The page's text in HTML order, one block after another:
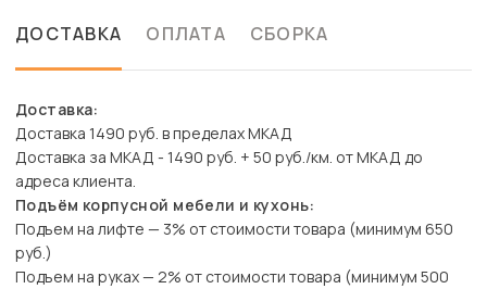
ДОСТАВКА ОПЛАТА СБОРКА
Доставка:
Доставка 1490 руб. в пределах МКАД
Доставка за МКАД - 1490 руб. + 50 руб./км. от МКАД до
адреса клиента.
Подъём корпусной мебели и кухонь:
Подъем на лифте — 3% от стоимости товара (минимум 650
руб.)
Подъем на руках — 2% от стоимости товара (минимум 500